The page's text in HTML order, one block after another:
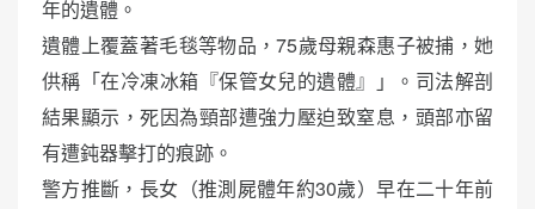
年的遺體。
遺體上覆蓋著毛毯等物品，75歲母親森惠子被捕，她
供稱「在冷凍冰箱『保管女兒的遺體』」。司法解剖
結果顯示，死因為頸部遭強力壓迫致窒息，頭部亦留
有遭鈍器擊打的痕跡。
警方推斷，長女（推測屍體年約30歲）早在二十年前